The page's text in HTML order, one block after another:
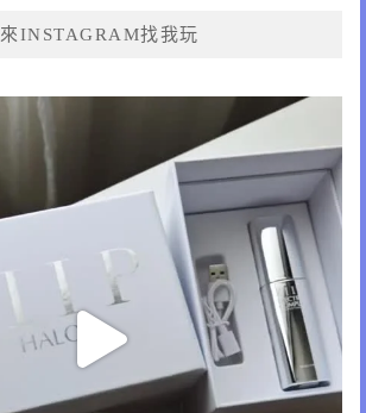
來INSTAGRAM找我玩